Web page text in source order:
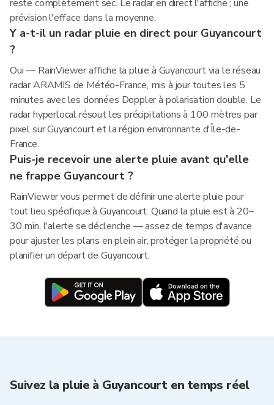
reste complètement sec. Le radar en direct l'affiche ; une
prévision l'efface dans la moyenne.
Y a-t-il un radar pluie en direct pour Guyancourt
?
Oui — RainViewer affiche la pluie à Guyancourt via le réseau
radar ARAMIS de Météo-France, mis à jour toutes les 5
minutes avec les données Doppler à polarisation double. Le
radar hyperlocal résout les précipitations à 100 mètres par
pixel sur Guyancourt et la région environnante d'Île-de-
France.
Puis-je recevoir une alerte pluie avant qu'elle
ne frappe Guyancourt ?
RainViewer vous permet de définir une alerte pluie pour
tout lieu spécifique à Guyancourt. Quand la pluie est à 20–
30 min, l'alerte se déclenche — assez de temps d'avance
pour ajuster les plans en plein air, protéger la propriété ou
planifier un départ de Guyancourt.
Suivez la pluie à Guyancourt en temps réel